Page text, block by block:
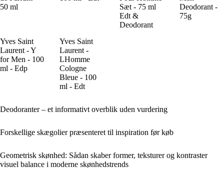
50 ml
Sæt - 75 ml
Edt &
Deodorant
Deodorant -
75g
Yves Saint
Laurent - Y
for Men - 100
ml - Edp
Yves Saint
Laurent -
LHomme
Cologne
Bleue - 100
ml - Edt
Deodoranter – et informativt overblik uden vurdering
Forskellige skægolier præsenteret til inspiration før køb
Geometrisk skønhed: Sådan skaber former, teksturer og kontraster
visuel balance i moderne skønhedstrends